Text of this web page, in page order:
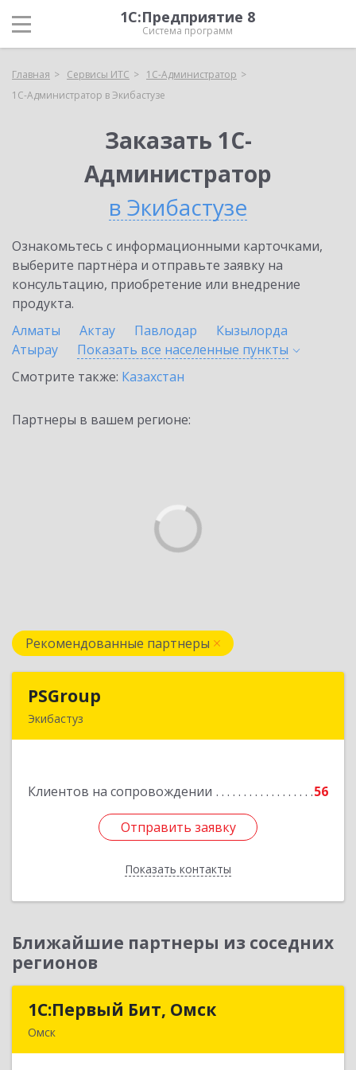
1С:Предприятие 8
Система программ
Главная Сервисы ИТС
1С-Администратор
1С-Администратор в Экибастузе
Заказать 1С-
Администратор
в Экибастузе
Ознакомьтесь с информационными карточками,
выберите партнёра и отправьте заявку на
консультацию, приобретение или внедрение
продукта.
Алматы
Актау Павлодар
Кызылорда
Атырау
Показать все населенные пункты
Смотрите также: Казахстан
Партнеры в вашем регионе:
Рекомендованные партнеры
PSGroup
Экибастуз
Клиентов на сопровождении 56
Отправить заявку
Показать контакты
Подробнее
Отправить заявку
Назад
Ближайшие партнеры из соседних
регионов
1С:Первый Бит, Омск
Омск
1С:Первый Бит, Омск